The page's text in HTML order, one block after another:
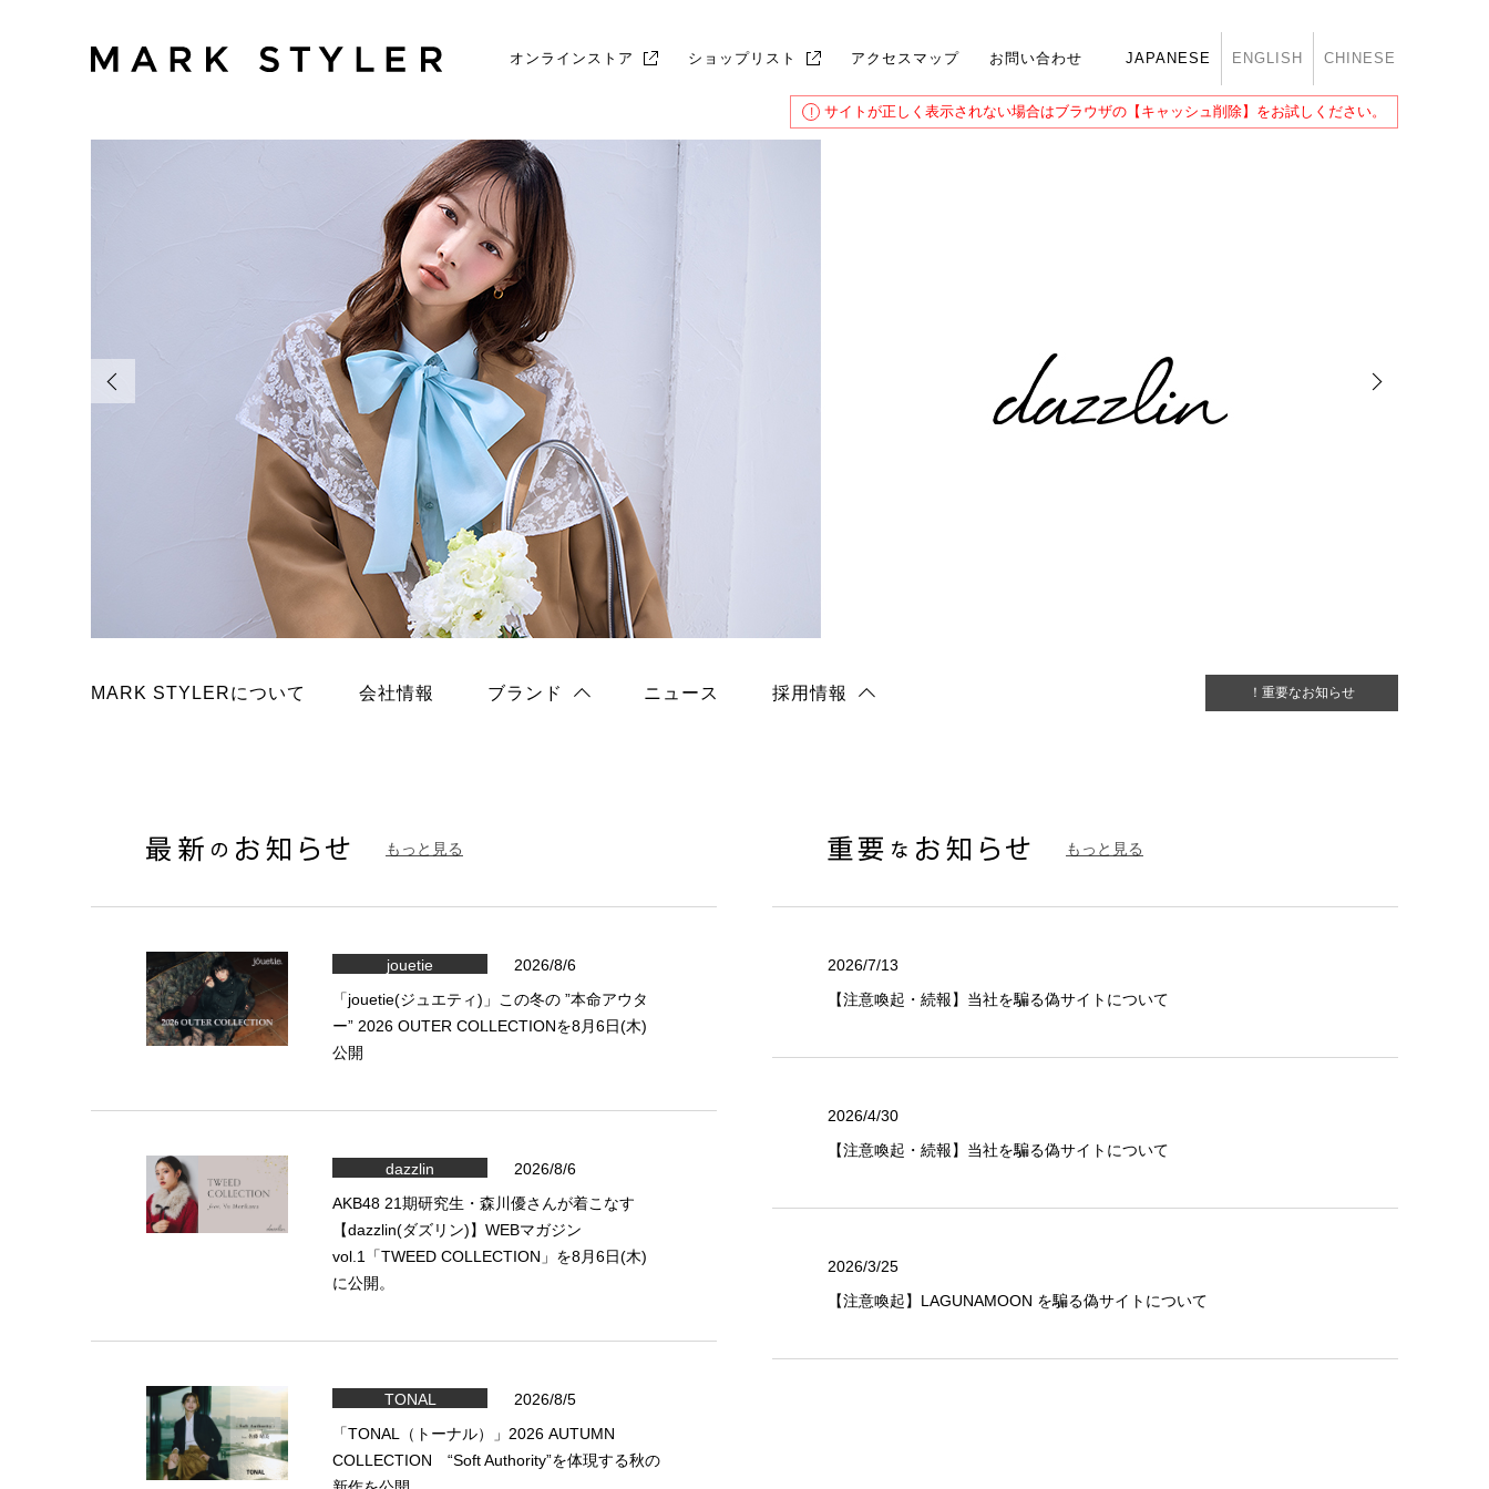
オンラインストア ショップリスト アクセスマップ お問い合わせ JAPANESE ENGLISH CHINESE
! サイトが正しく表示されない場合はブラウザの【キャッシュ削除】をお試しください。
MARK STYLERについて 会社情報 ブランド ニュース 採用情報 ！重要なお知らせ
もっと見る
jouetie
2026/8/6
「jouetie(ジュエティ)」この冬の ”本命アウタ
ー” 2026 OUTER COLLECTIONを8月6日(木)
公開
dazzlin
2026/8/6
AKB48 21期研究生・森川優さんが着こなす
【dazzlin(ダズリン)】WEBマガジン
vol.1「TWEED COLLECTION」を8月6日(木)
に公開。
TONAL
2026/8/5
「TONAL（トーナル）」2026 AUTUMN
COLLECTION “Soft Authority”を体現する秋の
もっと見る
2026/7/13
【注意喚起・続報】当社を騙る偽サイトについて
2026/4/30
【注意喚起・続報】当社を騙る偽サイトについて
2026/3/25
【注意喚起】LAGUNAMOON を騙る偽サイトについて